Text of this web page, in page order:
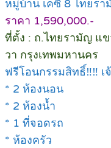
หมู่บ้าน เคซี 8 ไทยร
ราคา 1,590,000.-
ที่ตั้ง : ถ.ไทยรามัญ แ
วา กรุงเทพมหานคร
ฟรีโอนกรรมสิทธิ์‼️‼️ เ
* 2 ห้องนอน
* 2 ห้องน้ำ
* 1 ที่จอดรถ
* ห้องครัว